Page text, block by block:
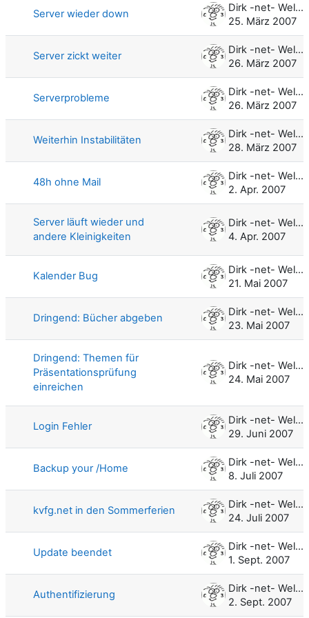
Server wieder down
Dirk -net- Weller
25. März 2007
Server zickt weiter
Dirk -net- Weller
26. März 2007
Serverprobleme
Dirk -net- Weller
26. März 2007
Weiterhin Instabilitäten
Dirk -net- Weller
28. März 2007
48h ohne Mail
Dirk -net- Weller
2. Apr. 2007
Server läuft wieder und
andere Kleinigkeiten
Dirk -net- Weller
4. Apr. 2007
Kalender Bug
Dirk -net- Weller
21. Mai 2007
Dringend: Bücher abgeben
Dirk -net- Weller
23. Mai 2007
Dringend: Themen für
Präsentationsprüfung
einreichen
Dirk -net- Weller
24. Mai 2007
Login Fehler
Dirk -net- Weller
29. Juni 2007
Backup your /Home
Dirk -net- Weller
8. Juli 2007
kvfg.net in den Sommerferien
Dirk -net- Weller
24. Juli 2007
Update beendet
Dirk -net- Weller
1. Sept. 2007
Authentifizierung
Dirk -net- Weller
2. Sept. 2007